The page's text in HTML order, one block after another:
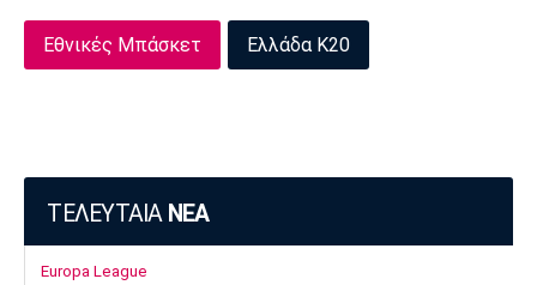
Εθνικές Μπάσκετ Ελλάδα Κ20
ΤΕΛΕΥΤΑΙΑ ΝΕΑ
Europa League